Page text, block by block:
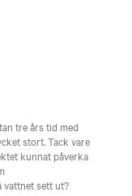
tre års tid med
stort. Tack vare
kunnat påverka
vattnet sett ut?